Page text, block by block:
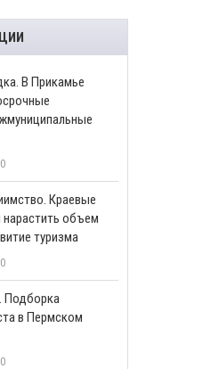
В Прикамье
Краевые
объем
туризма
Подборка
в Пермском